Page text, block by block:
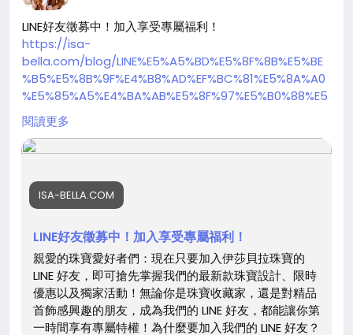
LINE好友徵募中！加入享受專屬福利！
https://isa-
bella.com/blog/LINE%E5%A5%BD%E5%8F%8B%E5%BE
%B5%E5%8B%9F%E4%B8%AD%EF%BC%81%E5%8A%A0
%E5%85%A5%E4%BA%AB%E5%8F%97%E5%B0%88%E5
%B1%AC%E7%A6%8F%E5%88%A9%EF%BC%81
閱讀更多
ISA-BELLA.COM
LINE好友徵募中！加入享受專屬福利！
親愛的珠寶愛好者們：現在只要加入伊莎貝拉珠寶的
LINE 好友，即可搶先掌握我們的最新款珠寶設計、限時
優惠以及獨家活動！無論你是珠寶收藏家，還是對精品
首飾感興趣的朋友，成為我們的 LINE 好友，都能讓你第
一時間享有專屬特權！為什麼要加入我們的 LINE 好友？